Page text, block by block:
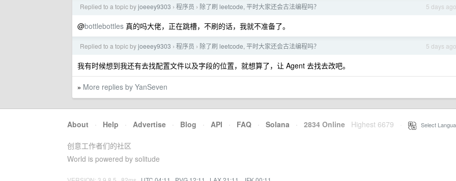
5 days ago
Replied to a topic byjoeeey9303 › 程序员 › 除了刷 leetcode, 平时大家还会古法编程吗？
@bottlebottles 真的吗大佬，正在跳槽，不刷的话，我就不准备了。
5 days ago
Replied to a topic byjoeeey9303 › 程序员 › 除了刷 leetcode, 平时大家还会古法编程吗？
我有时候想到我还有去找配置文件以及字段的位置，就想算了，让 Agent 去找去改吧。
» More replies by YanSeven
About · Help · Advertise · Blog · API · FAQ · Solana · 2834 Online Highest 6679 Select
创意工作者们的社区
World is powered by solitude